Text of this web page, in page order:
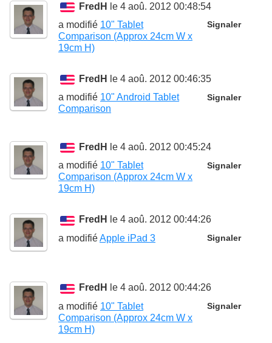
FredH le 4 aoû. 2012 00:48:54
Signaler
a modifié 10" Tablet
Comparison (Approx 24cm W x
19cm H)
FredH le 4 aoû. 2012 00:46:35
Signaler
a modifié 10" Android Tablet
Comparison
FredH le 4 aoû. 2012 00:45:24
Signaler
a modifié 10" Tablet
Comparison (Approx 24cm W x
19cm H)
FredH le 4 aoû. 2012 00:44:26
Signaler
a modifiéApple iPad 3
FredH le 4 aoû. 2012 00:44:26
Signaler
a modifié 10" Tablet
Comparison (Approx 24cm W x
19cm H)